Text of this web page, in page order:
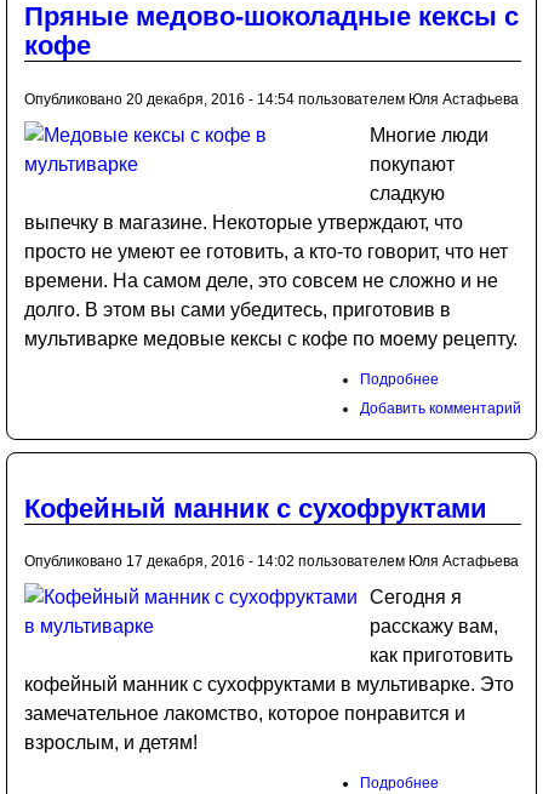
Пряные медово-шоколадные кексы с
кофе
Опубликовано 20 декабря, 2016 - 14:54 пользователем Юля Астафьева
Многие люди
покупают
сладкую
выпечку в магазине. Некоторые утверждают, что
просто не умеют ее готовить, а кто-то говорит, что нет
времени. На самом деле, это совсем не сложно и не
долго. В этом вы сами убедитесь, приготовив в
мультиварке медовые кексы с кофе по моему рецепту.
Подробнее
Добавить комментарий
Кофейный манник с сухофруктами
Опубликовано 17 декабря, 2016 - 14:02 пользователем Юля Астафьева
Сегодня я
расскажу вам,
как приготовить
кофейный манник с сухофруктами в мультиварке. Это
замечательное лакомство, которое понравится и
взрослым, и детям!
Подробнее